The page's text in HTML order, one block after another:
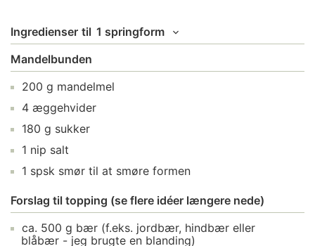
Ingredienser til 1 springform
Mandelbunden
200 g mandelmel
4 æggehvider
180 g sukker
1 nip salt
1 spsk smør til at smøre formen
Forslag til topping (se flere idéer længere nede)
ca. 500 g bær (f.eks. jordbær, hindbær eller
blåbær - jeg brugte en blanding)